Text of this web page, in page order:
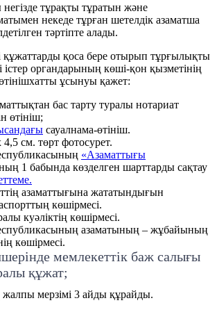
негізде тұрақты тұратын және
некеде тұрған шетелдік азаматша
тәртіпте алады.
құжаттарды қоса бере отырып тұрғылықты
органдарының көші-қон қызметінің
ұсынуы қажет:
бас тарту туралы нотариат
өтініш;
сауалнама-өтініш.
см. төрт фотосурет.
«Азаматтығы
1 бабында көзделген шарттарды сақтау
.
азаматтығына жататындығын
көшірмесі.
куәліктің көшірмесі.
азаматының – жұбайының
көшірмесі.
мемлекеттік баж салығы
құжат;
жалпы мерзімі 3 айды құрайды.